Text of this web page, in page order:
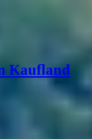
Kaufland